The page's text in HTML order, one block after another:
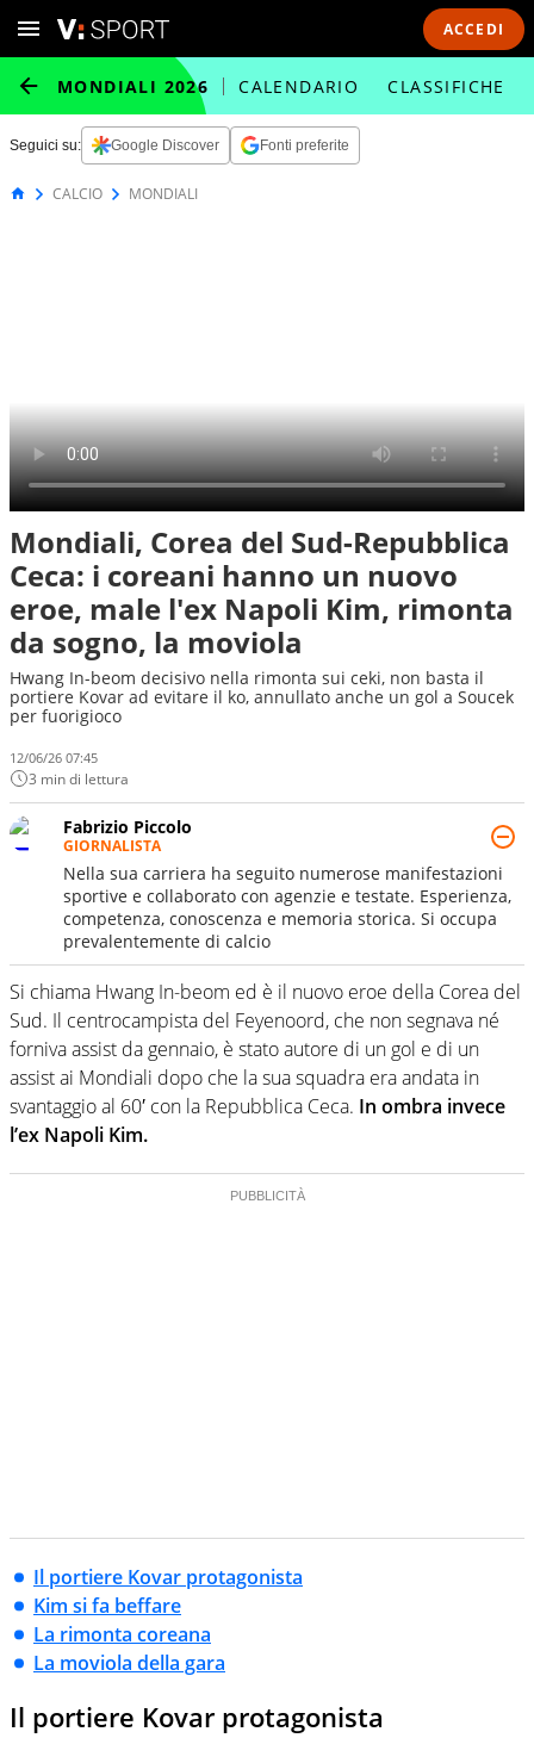
ACCEDI
MONDIALI 2026 CALENDARIO CLASSIFICHE
Seguici su: Google Discover Fonti preferite
CALCIO MONDIALI
Mondiali, Corea del Sud-Repubblica
Ceca: i coreani hanno un nuovo
eroe, male l'ex Napoli Kim, rimonta
da sogno, la moviola
Hwang In-beom decisivo nella rimonta sui ceki, non basta il
portiere Kovar ad evitare il ko, annullato anche un gol a Soucek
per fuorigioco
12/06/26 07:45
3 min di lettura
Fabrizio Piccolo
GIORNALISTA
Nella sua carriera ha seguito numerose manifestazioni
sportive e collaborato con agenzie e testate. Esperienza,
competenza, conoscenza e memoria storica. Si occupa
prevalentemente di calcio
Si chiama Hwang In-beom ed è il nuovo eroe della Corea del
Sud. Il centrocampista del Feyenoord, che non segnava né
forniva assist da gennaio, è stato autore di un gol e di un
assist ai Mondiali dopo che la sua squadra era andata in
svantaggio al 60′ con la Repubblica Ceca. In ombra invece
l’ex Napoli Kim.
Il portiere Kovar protagonista
Kim si fa beffare
La rimonta coreana
La moviola della gara
Il portiere Kovar protagonista